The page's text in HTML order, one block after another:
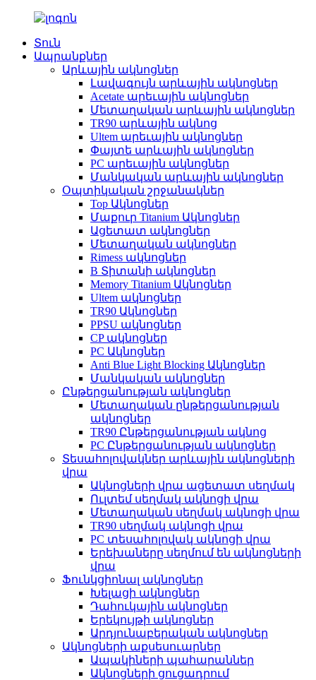
Տուն
Ապրանքներ
Արևային ակնոցներ
Լավագույն արևային ակնոցներ
Acetate արեւային ակնոցներ
Մետաղական արևային ակնոցներ
TR90 արևային ակնոց
Ultem արեւային ակնոցներ
Փայտե արևային ակնոցներ
PC արեւային ակնոցներ
Մանկական արևային ակնոցներ
Օպտիկական շրջանակներ
Top Ակնոցներ
Մաքուր Titanium Ակնոցներ
Ացետատ ակնոցներ
Մետաղական ակնոցներ
Rimess ակնոցներ
B Տիտանի ակնոցներ
Memory Titanium Ակնոցներ
Ultem ակնոցներ
TR90 Ակնոցներ
PPSU ակնոցներ
CP ակնոցներ
PC Ակնոցներ
Anti Blue Light Blocking Ակնոցներ
Մանկական ակնոցներ
Ընթերցանության ակնոցներ
Մետաղական ընթերցանության
ակնոցներ
TR90 Ընթերցանության ակնոց
PC Ընթերցանության ակնոցներ
Տեսահոլովակներ արևային ակնոցների
վրա
Ակնոցների վրա ացետատ սեղմակ
Ուլտեմ սեղմակ ակնոցի վրա
Մետաղական սեղմակ ակնոցի վրա
TR90 սեղմակ ակնոցի վրա
PC տեսահոլովակ ակնոցի վրա
Երեխաները սեղմում են ակնոցների
վրա
Ֆունկցիոնալ ակնոցներ
Խելացի ակնոցներ
Դահուկային ակնոցներ
Երեկույթի ակնոցներ
Արդյունաբերական ակնոցներ
Ակնոցների աքսեսուարներ
Ապակիների պահարաններ
Ակնոցների ցուցադրում